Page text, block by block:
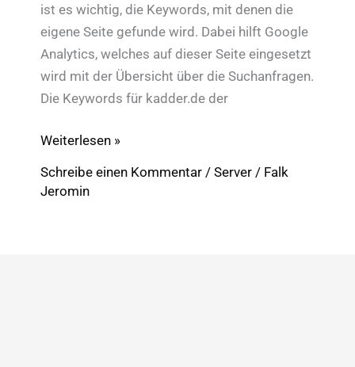
ist es wichtig, die Keywords, mit denen die
eigene Seite gefunde wird. Dabei hilft Google
Analytics, welches auf dieser Seite eingesetzt
wird mit der Übersicht über die Suchanfragen.
Die Keywords für kadder.de der
SEO:
wichtigsten
Weiterlesen »
Schreibe einen Kommentar / Server / Falk
Jeromin